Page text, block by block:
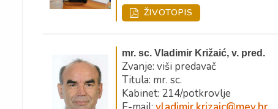
ŽIVOTOPIS
mr. sc. Vladimir Križaić, v. pred.
Zvanje: viši predavač
Titula: mr. sc.
Kabinet: 214/potkrovlje